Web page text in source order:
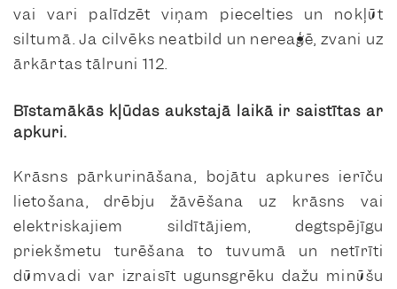
vai vari palīdzēt viņam piecelties un nokļūt
siltumā. Ja cilvēks neatbild un nereaģē, zvani uz
ārkārtas tālruni 112.
Bīstamākās kļūdas aukstajā laikā ir saistītas ar
apkuri.
Krāsns pārkurināšana, bojātu apkures ierīču
lietošana, drēbju žāvēšana uz krāsns vai
elektriskajiem sildītājiem, degtspējīgu
priekšmetu turēšana to tuvumā un netīrīti
dūmvadi var izraisīt ugunsgrēku dažu minūšu